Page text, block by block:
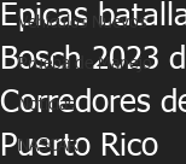
Vehículos Nuevos
Prueba de Manejo
Noticias
NASCAR
Épicas
Bosch 2023
Corredores
Puerto Rico